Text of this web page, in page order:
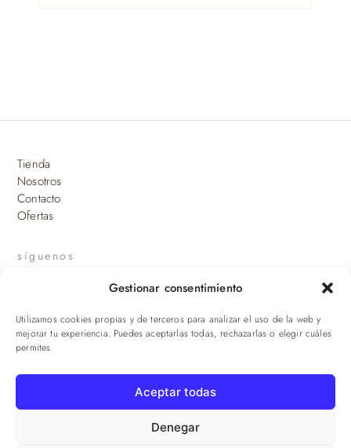
Gestionar consentimiento
Utilizamos cookies propias y de terceros para analizar el uso de la web y
mejorar tu experiencia. Puedes aceptarlas todas, rechazarlas o elegir cuáles
permites.
Aceptar todas
Denegar
Tienda
Nosotros
Contacto
Ofertas
síguenos
suscríbete a nuestras novedades
© 2026 Viandas de la Sierra · Damaroca Ibéricos S.L. · B-90471293 ·